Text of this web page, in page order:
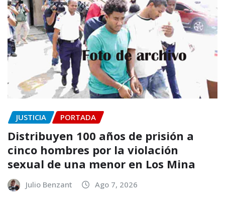
JUSTICIA PORTADA
Distribuyen 100 años de prisión a
cinco hombres por la violación
sexual de una menor en Los Mina
Julio Benzant Ago 7, 2026